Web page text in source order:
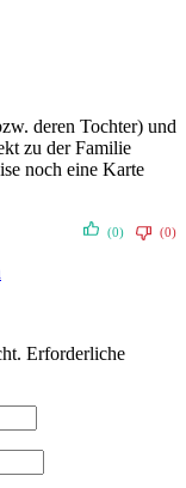
deren Tochter) und
zu der Familie
noch eine Karte
(0) (0)
Erforderliche